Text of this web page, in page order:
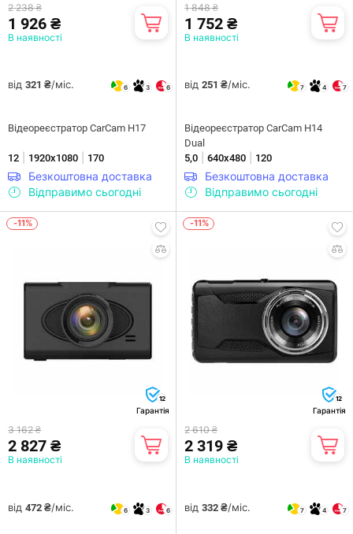
2 238 ₴
1 926 ₴
В наявності
від 321 ₴/міс. 6 3 6
Відеореєстратор CarCam H17
12 1920x1080 170
Безкоштовна доставка
Відправимо сьогодні
1 848 ₴
1 752 ₴
В наявності
від 251 ₴/міс. 7 4 7
Відеореєстратор CarCam H14
Dual
5,0
640x480 120
Безкоштовна доставка
Відправимо сьогодні
-11%
12
Гарантія
3 162 ₴
2 827 ₴
В наявності
від 472 ₴/міс. 6 3 6
-11%
12
Гарантія
2 610 ₴
2 319 ₴
В наявності
від 332 ₴/міс. 7 4 7